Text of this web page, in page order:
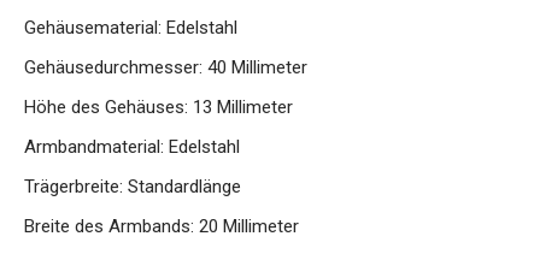
Gehäusematerial: Edelstahl
Gehäusedurchmesser: 40 Millimeter
Höhe des Gehäuses: 13 Millimeter
Armbandmaterial: Edelstahl
Trägerbreite: Standardlänge
Breite des Armbands: 20 Millimeter